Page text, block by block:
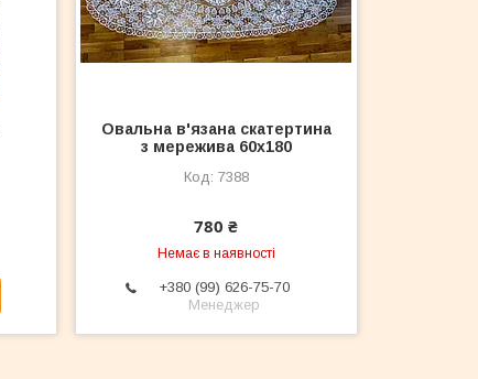
Овальна в'язана скатертина
з мережива 60x180
7388
780 ₴
Немає в наявності
+380 (99) 626-75-70
Менеджер